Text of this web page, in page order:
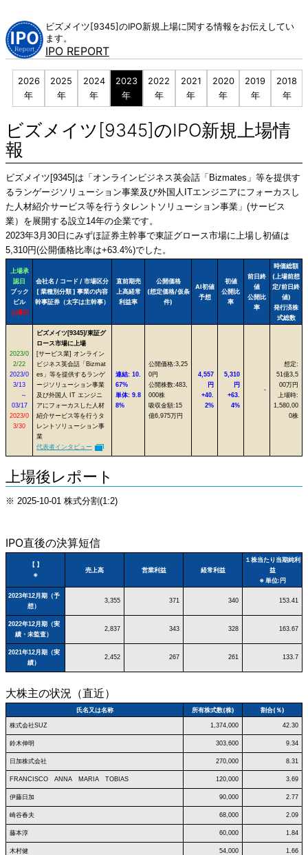
content
ビズメイツ[9345]のIPO新規上場に関する情報をお伝えしてい
ます。
IPO REPORT
2026
年
2025
年
2024
年
2023
年
2022
年
2021
年
2020
年
2019
年
2018
年
ビズメイツ[9345]のIPO新規上場情
報
ビズメイツ[9345]は「オンラインビジネス英会話「Bizmates」等を提供す
るランゲージソリューション事業及び外国人ITエンジニアにフォーカスし
た人材紹介サービス等を行うタレントソリューション事業」(サービス
業）を展開する設立14年の企業です。
2023年3月30日にみずほ証券主幹事で東証グロース市場に上場し初値は
5,310円(公開価格比率は+63.4%)でした。
上場承
認日
ブック
ビル
上場日
会社名 / コード / 市場区分
[ 業種別分類 ] 事業の内容
幹事証券（太字は主幹事）
直前期売
上高経常
利益率
公開価格
(想定価格/仮条
件)
AI初値
予想
初値
公開比
率
前日終
値
公開比
率
時価総額
(上場前想
定/前日終
値)
発行済株
式総数
2023/0
2/22
2023/0
3/13
～
03/17
2023/0
3/30
ビズメイツ[9345]/東証グ
ロース市場に上場
[サービス業] オンライン
ビジネス英会話「Bizmat
es」等を提供するランゲ
ージソリューション事業
及び外国人 IT エンジニ
アにフォーカスした人材
紹介サービス等を行うタ
レントソリューション事
業
代表者インタビュー
連結: 10.
67%
単体: 9.8
8%
公開価格:3,25
0円
公開株数:483,
000株
吸収金額:15
億6,975万円
4,557
円
+40.
2%
5,310
円
+63.
4%
-
想定:
51億3,5
00万円
上場時:
1,580,00
0株
上場後レポート
※ 2025-10-01 株式分割(1:2)
IPO直後の決算短信
【 】
※
売上高 営業利益 経常利益
１株当たり当期純利
益
※ 単位:円
2023年12月期（予
想）
3,355 371 340 153.41
2022年12月期（実
績・未監査）
2,837 343 328 163.67
2021年12月期（実
績）
2,452 267 261 133.7
大株主の状況（直近）
氏名又は名称 所有株式数(株) 割合(％)
株式会社SUZ 1,374,000 42.30
鈴木伸明 303,600 9.34
日加株式会社 270,000 8.31
FRANCISCO ANNA MARIA TOBIAS 120,000 3.69
伊藤日加 90,000 2.77
崎谷春夫 68,000 2.09
藤本淳 60,000 1.84
木村健 54,000 1.66